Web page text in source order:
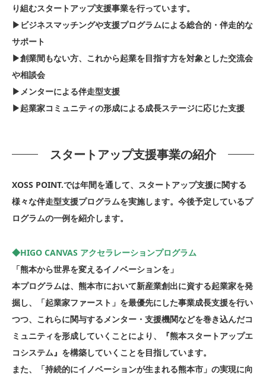
り組むスタートアップ支援事業を行っています。
▶ビジネスマッチングや支援プログラムによる総合的・伴走的な
サポート
▶創業間もない方、これから起業を目指す方を対象とした交流会
や相談会
▶メンターによる伴走型支援
▶起業家コミュニティの形成による成長ステージに応じた支援
スタートアップ支援事業の紹介
XOSS POINT.では年間を通して、スタートアップ支援に関する
様々な伴走型支援プログラムを実施します。今後予定しているプ
ログラムの一例を紹介します。
◆HIGO CANVAS アクセラレーションプログラム
「熊本から世界を変えるイノベーションを」
本プログラムは、熊本市において新産業創出に資する起業家を発
掘し、「起業家ファースト」を最優先にした事業成長支援を行い
つつ、これらに関与するメンター・支援機関などを巻き込んだコ
ミュニティを形成していくことにより、『熊本スタートアップエ
コシステム』を構築していくことを目指しています。
また、「持続的にイノベーションが生まれる熊本市」の実現に向